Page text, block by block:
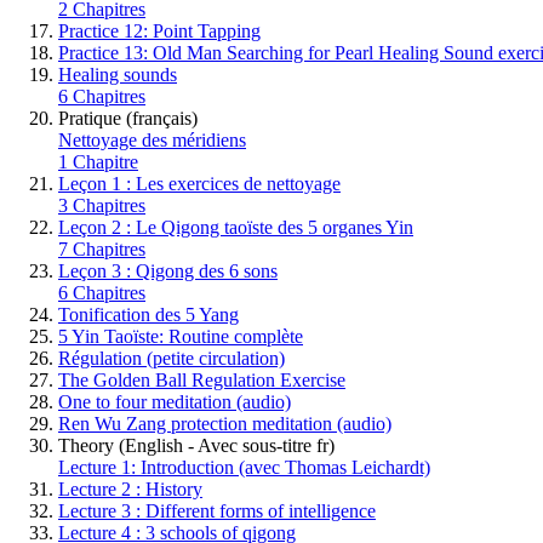
2 Chapitres
Practice 12: Point Tapping
Practice 13: Old Man Searching for Pearl Healing Sound
Healing sounds
6 Chapitres
Pratique (français)
Nettoyage des méridiens
1 Chapitre
Leçon 1 : Les exercices de nettoyage
3 Chapitres
Leçon 2 : Le Qigong taoïste des 5 organes Yin
7 Chapitres
Leçon 3 : Qigong des 6 sons
6 Chapitres
Tonification des 5 Yang
5 Yin Taoïste: Routine complète
Régulation (petite circulation)
The Golden Ball Regulation Exercise
One to four meditation (audio)
Ren Wu Zang protection meditation (audio)
Theory (English - Avec sous-titre fr)
Lecture 1: Introduction (avec Thomas Leichardt)
Lecture 2 : History
Lecture 3 : Different forms of intelligence
Lecture 4 : 3 schools of qigong